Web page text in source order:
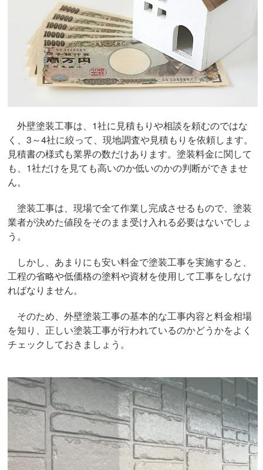
外壁塗装工事は、1社に見積もりや相談を頼むのではな
く、3～4社に絞って、現地調査や見積もりを依頼します。
見積書の様式も業界の数だけあります。塗装料金に関して
も、1社だけを見ても高いのか低いのかの判断ができませ
ん。
塗装工事は、現場で全て作業し完成させるもので、塗装
業者が決めた値段をそのまま受け入れる必要はないでしょ
う。
しかし、あまりにも安い料金で塗装工事を実施すると、
工程の省略や低価格の塗料や資材を使用して工事をしなけ
ればなりません。
そのため、外壁塗装工事の基本的な工事内容と料金相場
を知り、正しい塗装工事が行われているのかどうかをよく
チェックしておきましょう。